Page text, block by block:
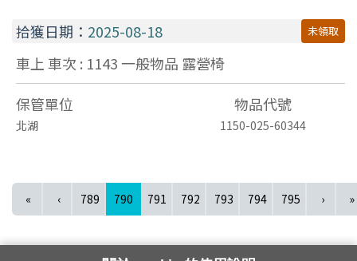
拾獲日期： 2025-08-18 未領取
車上 車次 : 1143一般物品 露營椅
保管單位
物品代號
北湖 1150-025-60344
« ‹ 789 790 (current)
791 792 793 794 795 › »